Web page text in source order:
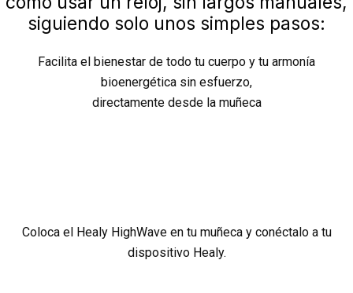
siguiendo solo unos simples pasos:
Facilita el bienestar de todo tu cuerpo y tu armonía
bioenergética sin esfuerzo,
directamente desde la muñeca
Coloca el Healy HighWave en tu muñeca y conéctalo a tu
dispositivo Healy.